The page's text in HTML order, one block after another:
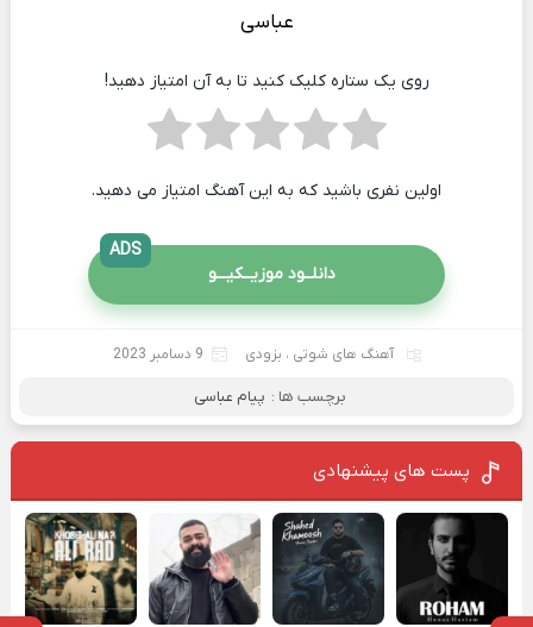
عباسی
روی یک ستاره کلیک کنید تا به آن امتیاز دهید!
اولین نفری باشید که به این آهنگ امتیاز می دهید.
دانلــود موزیــکیـــو
ADS
آهنگ های شوتی ، بزودی 9 دسامبر 2023
برچسب ها : پیام عباسی
پست های پیشنهادی